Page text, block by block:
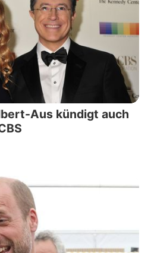
Aus kündigt auch